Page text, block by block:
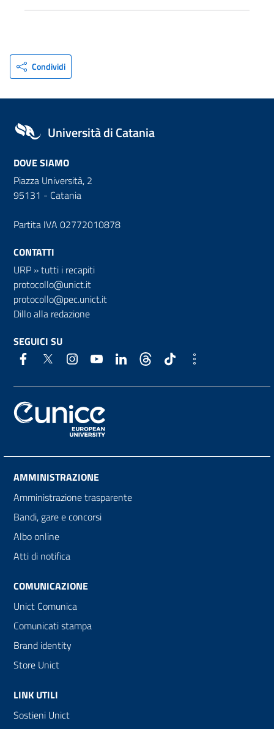
Condividi
Università di Catania
DOVE SIAMO
Piazza Università, 2
95131 - Catania
Partita IVA 02772010878
CONTATTI
URP »tutti i recapiti
protocollo@unict.it
protocollo@pec.unict.it
Dillo alla redazione
SEGUICI SU
AMMINISTRAZIONE
Amministrazione trasparente
Bandi, gare e concorsi
Albo online
Atti di notifica
COMUNICAZIONE
Unict Comunica
Comunicati stampa
Brand identity
Store Unict
LINK UTILI
Sostieni Unict